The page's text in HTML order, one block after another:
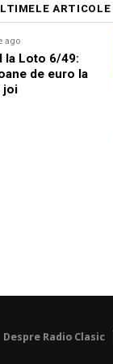
ARTICOLE
ago
la Loto 6/49:
de euro la
joi
Despre Radio Clasic